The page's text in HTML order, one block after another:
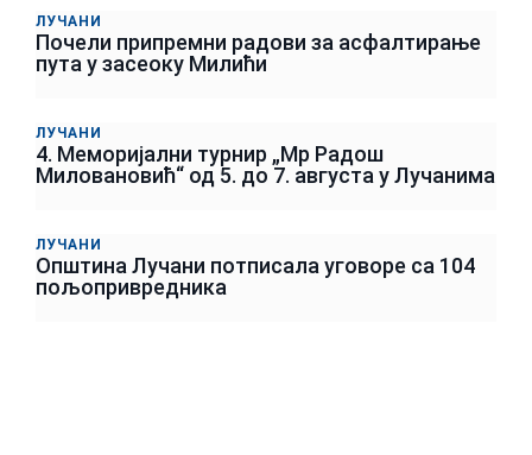
ЛУЧАНИ
Почели припремни радови за асфалтирање
пута у засеоку Милићи
ЛУЧАНИ
4. Меморијални турнир „Мр Радош
Миловановић“ од 5. до 7. августа у Лучанима
ЛУЧАНИ
Општина Лучани потписала уговоре са 104
пољопривредника